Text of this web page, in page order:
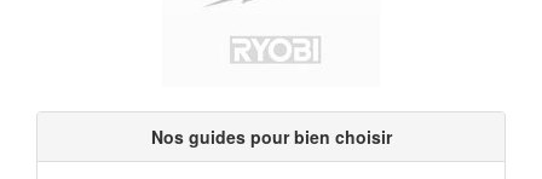
Nos guides pour bien choisir